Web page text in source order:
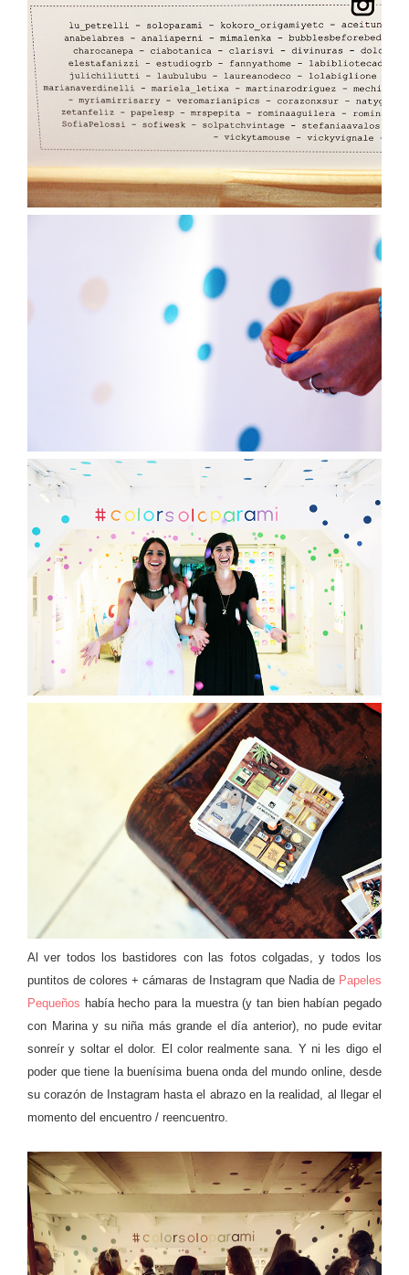
Al ver todos los bastidores con las fotos colgadas, y todos los
puntitos de colores + cámaras de Instagram que Nadia de Papeles
Pequeños había hecho para la muestra (y tan bien habían pegado
con Marina y su niña más grande el día anterior), no pude evitar
sonreír y soltar el dolor. El color realmente sana. Y ni les digo el
poder que tiene la buenísima buena onda del mundo online, desde
su corazón de Instagram hasta el abrazo en la realidad, al llegar el
momento del encuentro / reencuentro.